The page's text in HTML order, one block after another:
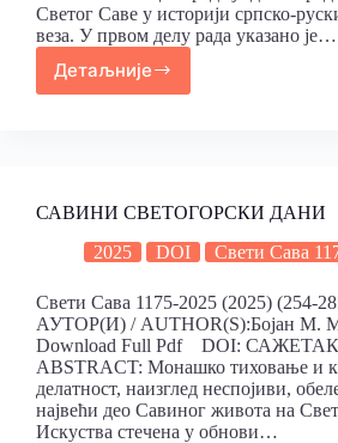
Светог Саве у историји српско-
веза. У првом делу рада указано је…
Детаљније
САВИНИ СВЕТОГОРСКИ ДАНИ
2025
DOI Свети Сава
Свети Сава 1175-2025 (2025) (254-
АУТОР(И) / AUTHOR(S):Бојан M.
Download Full Pdf DOI:
ABSTRACT: Монашко тиховање и
делатност, наизглед неспојиви,
највећи део Савиног живота на
Искуства стечена у обнови…